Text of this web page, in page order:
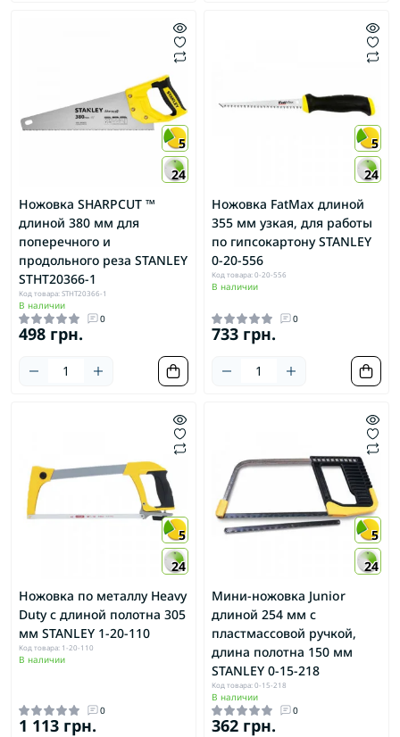
5
24
Ножовка SHARPCUT ™
длиной 380 мм для
поперечного и
продольного реза STANLEY
STHT20366-1
Код товара: STHT20366-1
В наличии
0
498 грн.
5
24
Ножовка FatMax длиной
355 мм узкая, для работы
по гипсокартону STANLEY
0-20-556
Код товара: 0-20-556
В наличии
0
733 грн.
5
24
Ножовка по металлу Heavy
Duty с длиной полотна 305
мм STANLEY 1-20-110
Код товара: 1-20-110
В наличии
0
1 113 грн.
5
24
Мини-ножовка Junior
длиной 254 мм с
пластмассовой ручкой,
длина полотна 150 мм
STANLEY 0-15-218
Код товара: 0-15-218
В наличии
0
362 грн.